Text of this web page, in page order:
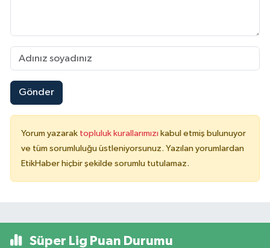
Gönder
Yorum yazarak topluluk kurallarımızı kabul etmiş bulunuyor
ve tüm sorumluluğu üstleniyorsunuz. Yazılan yorumlardan
EtikHaber hiçbir şekilde sorumlu tutulamaz.
Süper Lig Puan Durumu